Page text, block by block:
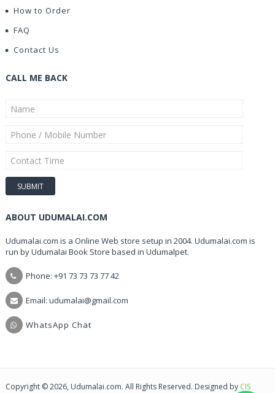
How to Order
FAQ
Contact Us
CALL ME BACK
ABOUT UDUMALAI.COM
Udumalai.com is a Online Web store setup in 2004. Udumalai.com is
run by Udumalai Book Store based in Udumalpet.
Phone: +91 73 73 73 77 42
Email: udumalai@gmail.com
WhatsApp Chat
Copyright © 2026, Udumalai.com. All Rights Reserved. Designed by CIS